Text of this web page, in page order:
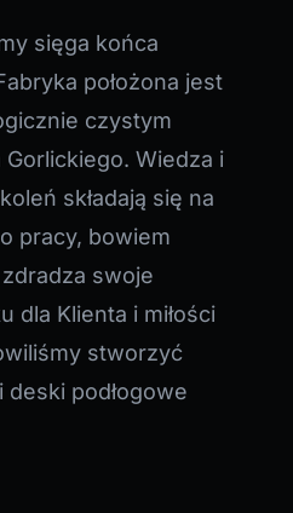
sięga końca
położona jest
czystym
Wiedza i
składają się na
pracy, bowiem
swoje
dla Klienta i miłości
stworzyć
podłogowe